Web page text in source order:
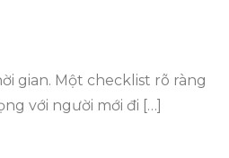
gian. Một checklist rõ ràng
với người mới đi […]